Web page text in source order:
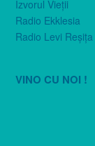
Izvorul Vieţii
Radio Ekklesia
Radio Levi Reşiţa
VINO CU NOI !